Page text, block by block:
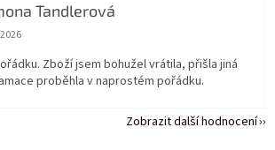
Tandlerová
obchodu je 5 z 5 hvězdiček.
Zboží jsem bohužel vrátila, přišla jiná
proběhla v naprostém pořádku.
Zobrazit další hodnocení